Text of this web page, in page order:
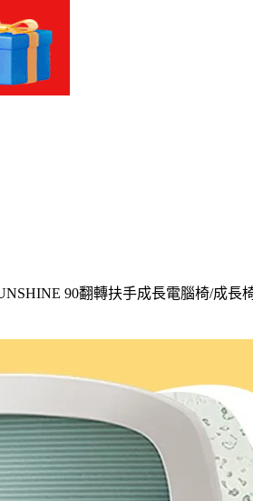
90翻轉扶手成長電腦椅/成長